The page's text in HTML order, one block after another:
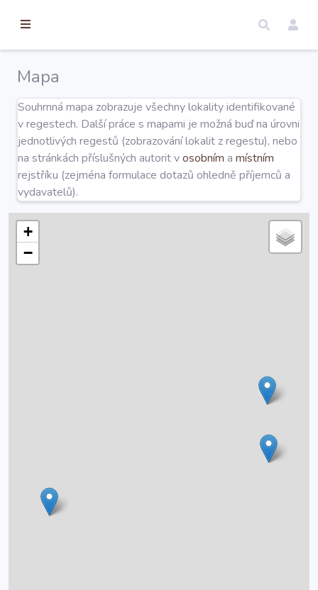
Úvod
Edice
Regesty
Hledat
Mapa
Souhrnná mapa zobrazuje všechny lokality identifikované
v regestech. Další práce s mapami je možná buď na úrovni
jednotlivých regestů (zobrazování lokalit z regestu), nebo
na stránkách příslušných autorit vosobním a místním
rejstříku (zejména formulace dotazů ohledně příjemců a
vydavatelů).
+
−